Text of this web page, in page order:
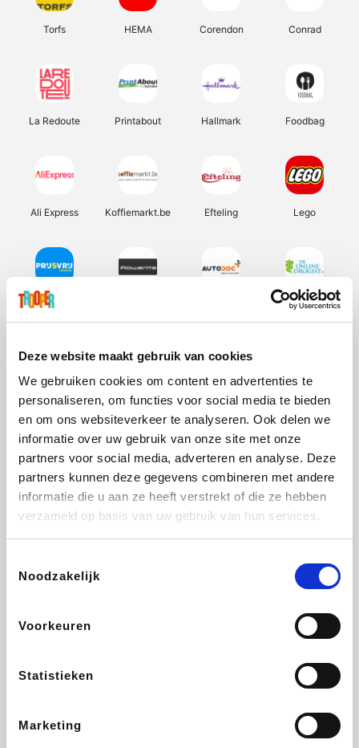
Deze website maakt gebruik van cookies
We gebruiken cookies om content en advertenties te
personaliseren, om functies voor social media te bieden
en om ons websiteverkeer te analyseren. Ook delen we
informatie over uw gebruik van onze site met onze
partners voor social media, adverteren en analyse. Deze
partners kunnen deze gegevens combineren met andere
informatie die u aan ze heeft verstrekt of die ze hebben
verzameld op basis van uw gebruik van hun services.
Noodzakelijk
Voorkeuren
Statistieken
Marketing
Torfs HEMA Corendon Conrad
La Redoute Printabout Hallmark Foodbag
Ali Express Koffiemarkt.be Efteling Lego
Prijsvrij De Online Drogist
Vidaxl Lampenlicht.be Adidas Hotels.com
DectDirect
Brussels Airlines
ZEB Get Your Guide